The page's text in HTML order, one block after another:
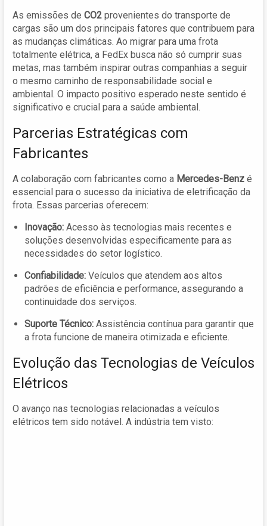
As emissões de CO2 provenientes do transporte de
cargas são um dos principais fatores que contribuem para
as mudanças climáticas. Ao migrar para uma frota
totalmente elétrica, a FedEx busca não só cumprir suas
metas, mas também inspirar outras companhias a seguir
o mesmo caminho de responsabilidade social e
ambiental. O impacto positivo esperado neste sentido é
significativo e crucial para a saúde ambiental.
Parcerias Estratégicas com
Fabricantes
A colaboração com fabricantes como a Mercedes-Benz é
essencial para o sucesso da iniciativa de eletrificação da
frota. Essas parcerias oferecem:
Inovação: Acesso às tecnologias mais recentes e
soluções desenvolvidas especificamente para as
necessidades do setor logístico.
Confiabilidade: Veículos que atendem aos altos
padrões de eficiência e performance, assegurando a
continuidade dos serviços.
Suporte Técnico: Assistência contínua para garantir que
a frota funcione de maneira otimizada e eficiente.
Evolução das Tecnologias de Veículos
Elétricos
O avanço nas tecnologias relacionadas a veículos
elétricos tem sido notável. A indústria tem visto: